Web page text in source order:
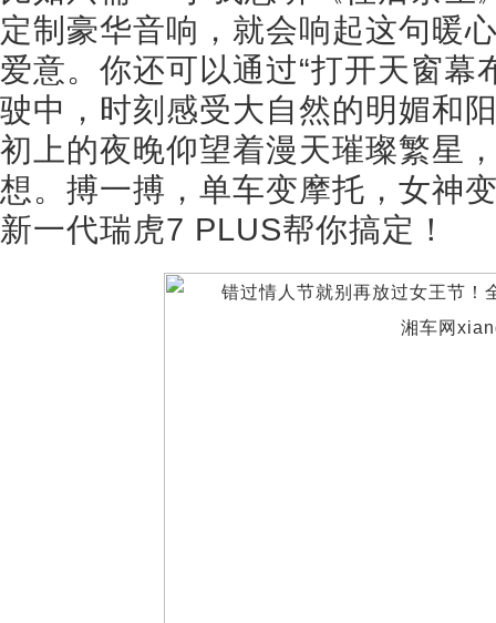
定制豪华音响，就会响起这句暖
爱意。你还可以通过“打开天窗幕
驶中，时刻感受大自然的明媚和
初上的夜晚仰望着漫天璀璨繁星
想。搏一搏，单车变摩托，女神
新一代瑞虎7 PLUS帮你搞定！